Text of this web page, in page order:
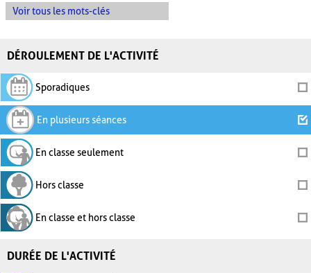
Voir tous les mots-clés
DÉROULEMENT DE L'ACTIVITÉ
Sporadiques
En plusieurs séances
En classe seulement
Hors classe
En classe et hors classe
DURÉE DE L'ACTIVITÉ